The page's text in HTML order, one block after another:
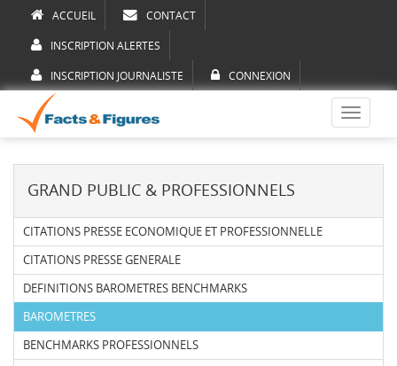
ACCUEIL CONTACT
INSCRIPTION ALERTES
INSCRIPTION JOURNALISTE CONNEXION
Toggle
GRAND PUBLIC & PROFESSIONNELS
CITATIONS PRESSE ECONOMIQUE ET PROFESSIONNELLE
CITATIONS PRESSE GENERALE
DEFINITIONS BAROMETRES BENCHMARKS
BAROMETRES
BENCHMARKS PROFESSIONNELS